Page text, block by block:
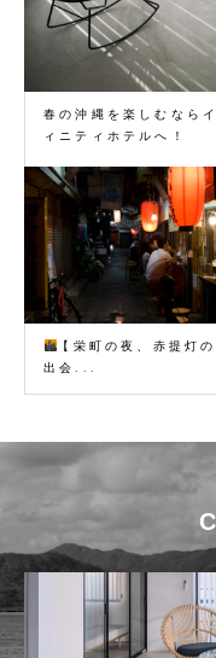
春の沖縄を楽しむなら
ィニティホテルへ！
【栄町の夜、赤提灯
出会...